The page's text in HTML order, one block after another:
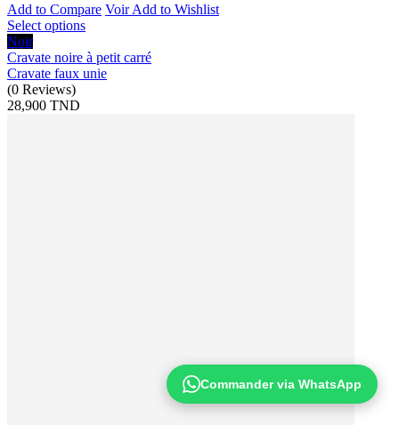
Add to Compare VoirAdd to Wishlist
Select options
Noir
Cravate noire à petit carré
Cravate faux unie
(0 Reviews)
28,900 TND
Commander via WhatsApp